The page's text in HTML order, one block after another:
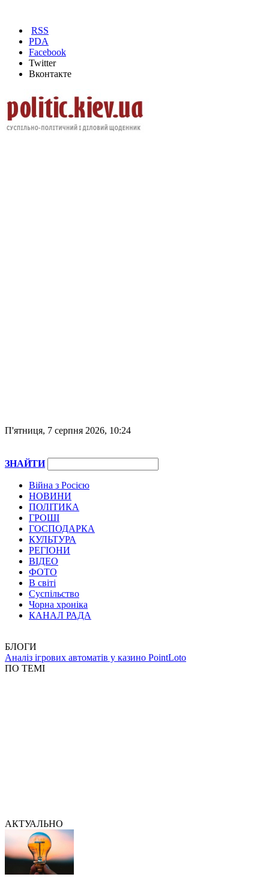
RSS
PDA
Facebook
Twitter
Вконтакте
П'ятниця, 7 серпня 2026, 10:24
ЗНАЙТИ
Війна з Росією
НОВИНИ
ПОЛІТИКА
ГРОШІ
ГОСПОДАРКА
КУЛЬТУРА
РЕГІОНИ
ВІДЕО
ФОТО
В світі
Суспільство
Чорна хроніка
КАНАЛ РАДА
БЛОГИ
Аналіз ігрових автоматів у казино PointLoto
ПО ТЕМІ
АКТУАЛЬНО